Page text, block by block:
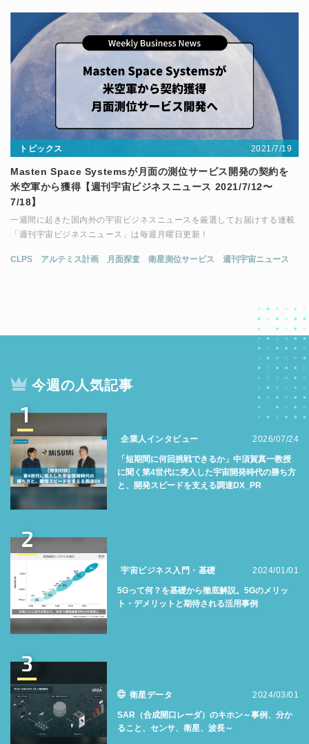
トピックス 2021/7/19
Masten Space Systemsが月面の測位サービス開発の契約を
米空軍から獲得【週刊宇宙ビジネスニュース 2021/7/12〜
7/18】
一週間に起きた国内外の宇宙ビジネスニュースを厳選してお届けする連載
「週刊宇宙ビジネスニュース」は毎週月曜日更新！
CLPS アルテミス計画 月面探査 衛星測位サービス 週刊宇宙ニュース
今週の人気記事
1
企業人インタビュー 2026/07/24
「短期間に何回挑戦できるか」中須賀真一教授
に聞く第4世代に突入した宇宙開発時代の勝ち方
と、開発スピードを支える調達DX_PR
2
宇宙ビジネス入門・基礎 2024/01/01
5Gって何？を基礎から徹底解説。5Gのメリッ
ト・デメリットと期待される活用事例
3
衛星データ 2024/03/01
SAR（合成開口レーダ）のキホン～事例、分か
ること、センサ、衛星、波長～